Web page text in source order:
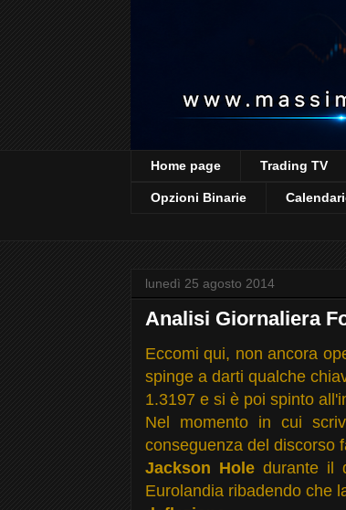
Home page Trading TV
Opzioni Binarie
lunedì 25 agosto 2014
Analisi Giornaliera
Eccomi qui, non ancora
spinge a darti qualche
1.3197 e si è poi spinto
Nel momento in cui
conseguenza del discorso
Jackson Hole durante il
Eurolandia ribadendo che